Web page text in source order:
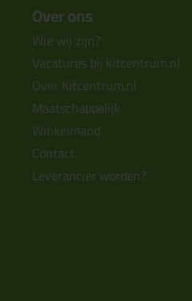
Over ons
Wie wij zijn?
Vacatures bij kitcentrum.nl
Over Kitcentrum.nl
Maatschappelijk
Winkelmand
Contact
Leverancier worden?